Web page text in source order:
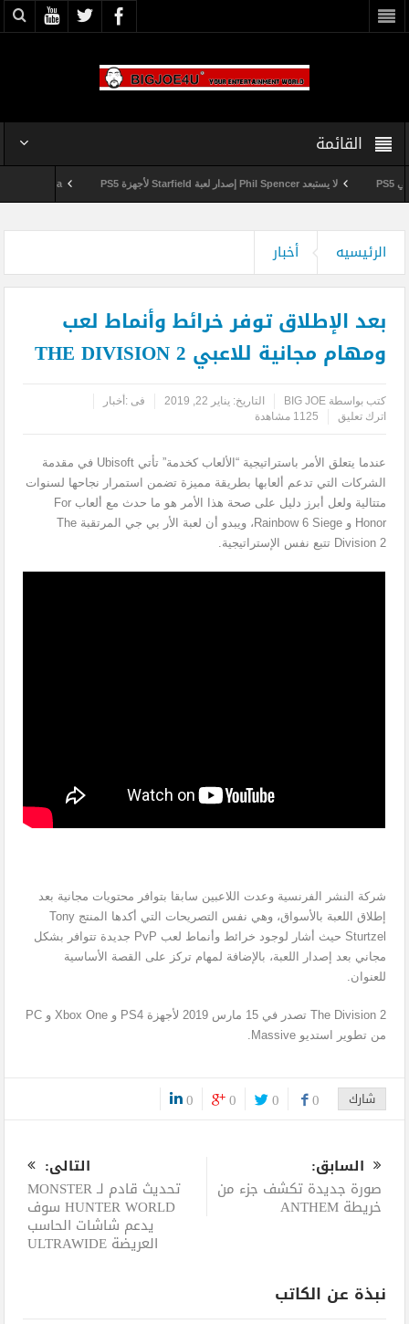
القائمة
لا يستبعد Phil Spencer إصدار لعبة Starfield لأجهزة PS5 Shuhei Yoshida سيتقاعد من شركة Sony في يناير المقبل
الرئيسيه أخبار
بعد الإطلاق توفر خرائط وأنماط لعب
ومهام مجانية للاعبي THE DIVISION 2
كتب بواسطةBIG JOE التاريخ:يناير 22, 2019 فى : أخبار
اترك تعليق
1125 مشاهدة
عندما يتعلق الأمر باستراتيجية “الألعاب كخدمة” تأتي Ubisoft في مقدمة
الشركات التي تدعم ألعابها بطريقة مميزة تضمن استمرار نجاحها لسنوات
متتالية ولعل أبرز دليل على صحة هذا الأمر هو ما حدث مع ألعاب For
Honor و Rainbow 6 Siege، ويبدو أن لعبة الأر بي جي المرتقبة The
Division 2 تتبع نفس الإستراتيجية.
شركة النشر الفرنسية وعدت اللاعبين سابقا بتوافر محتويات مجانية بعد
إطلاق اللعبة بالأسواق، وهي نفس التصريحات التي أكدها المنتج Tony
Sturtzel حيث أشار لوجود خرائط وأنماط لعب PvP جديدة تتوافر بشكل
مجاني بعد إصدار اللعبة، بالإضافة لمهام تركز على القصة الأساسية
للعنوان.
The Division 2 تصدر في 15 مارس 2019 لأجهزة PS4 و Xbox One و PC
من تطوير استديو Massive.
شارك 0
0
0
0
السابق:
صورة جديدة تكشف جزء من
خريطة ANTHEM
التالى:
تحديث قادم لـ MONSTER
HUNTER WORLD سوف
يدعم شاشات الحاسب
العريضة ULTRAWIDE
نبذة عن الكاتب